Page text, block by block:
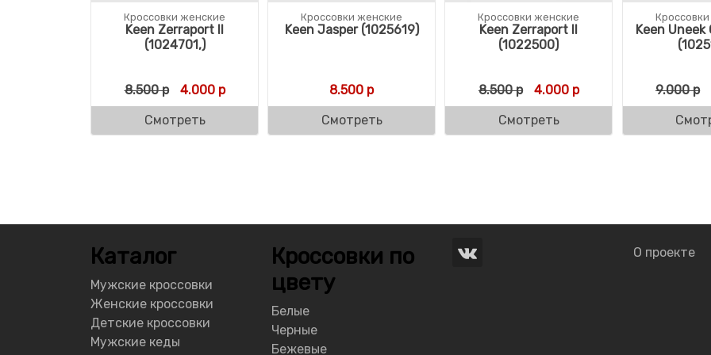
Кроссовки женские
Keen Zerraport II
(1024701,)
8.500р Первоначальная цена составляла 8.500 р.
4.000рТекущая цена: 4.000 р.
Смотреть
Кроссовки женские
Keen Jasper (1025619)
8.500 р
Смотреть
Кроссовки женские
Keen Zerraport II
(1022500)
8.500р Первоначальная цена
4.000рТекущая цена: 4.000
Смотреть
Keen Uneek
9.000р
Каталог
Мужские кроссовки
Женские кроссовки
Детские кроссовки
Мужские кеды
Кроссовки по
цвету
Белые
Черные
Бежевые
О проекте